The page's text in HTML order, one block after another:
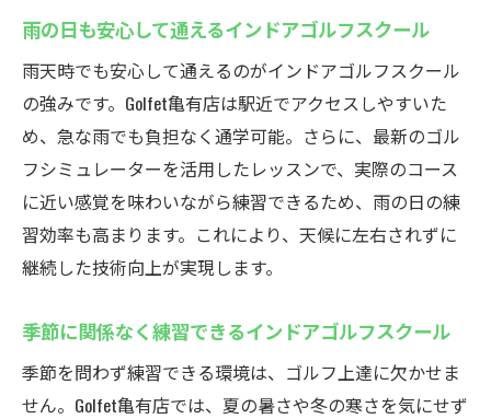
雨の日も安心して通えるインドアゴルフスクール
雨天時でも安心して通えるのがインドアゴルフスクール
の強みです。Golfet亀有店は駅近でアクセスしやすいた
め、急な雨でも負担なく通学可能。さらに、最新のゴル
フシミュレーターを活用したレッスンで、実際のコース
に近い感覚を味わいながら練習できるため、雨の日の練
習効率も高まります。これにより、天候に左右されずに
継続した技術向上が実現します。
季節に関係なく練習できるインドアゴルフスクール
季節を問わず練習できる環境は、ゴルフ上達に欠かせま
せん。Golfet亀有店では、夏の暑さや冬の寒さを気にせず